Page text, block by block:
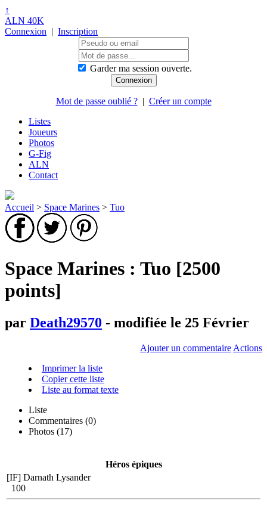
↑
ALN 40K
Connexion | Inscription
Garder ma session ouverte.
Mot de passe oublié ?| Créer un compte
Listes
Joueurs
Photos
G-Fig
ALN
Contact
Accueil > Space Marines > Tuo
Space Marines : Tuo [2500
points]
par Death29570 - modifiée le 25 Février
Ajouter un commentaire Actions
Imprimer la liste
Copier cette liste
Liste au format texte
Liste
Commentaires (0)
Photos (17)
Héros épiques
[IF] Darnath Lysander
100